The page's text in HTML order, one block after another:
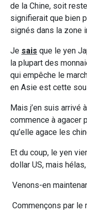
de la Chine, soit
signifierait que bien
signés dans la zone
Je sais que le yen
la plupart des
qui empêche le
en Asie est cette
Mais j’en suis arrivé
commence à agacer
qu’elle agace les
Et du coup, le yen
dollar US, mais
Venons-en
Commençons par le